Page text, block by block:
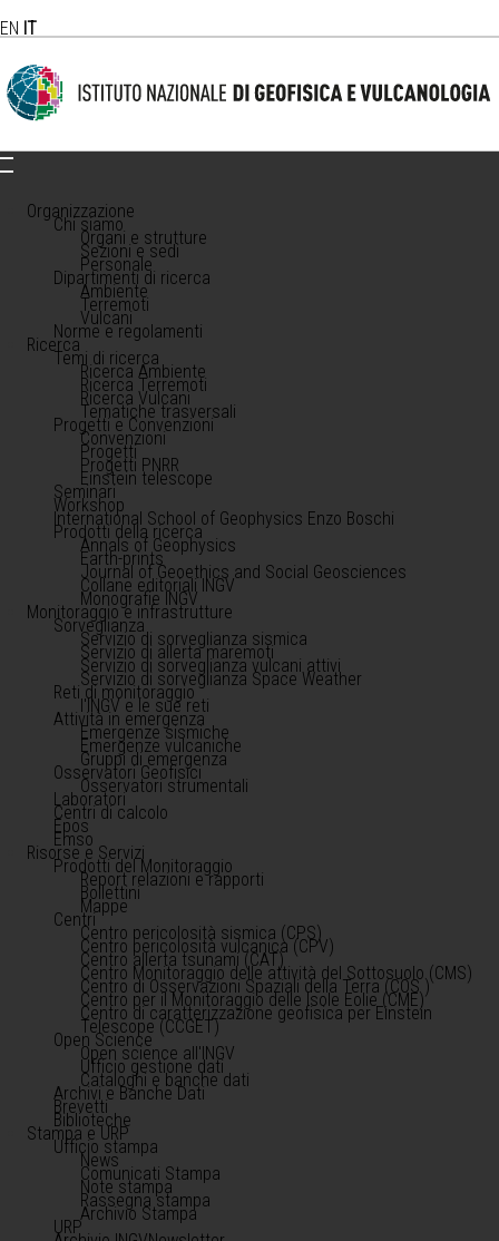
EN IT
Organizzazione
Chi siamo
Organi e strutture
Sezioni e sedi
Personale
Dipartimenti di ricerca
Ambiente
Terremoti
Vulcani
Norme e regolamenti
Ricerca
Temi di ricerca
Ricerca Ambiente
Ricerca Terremoti
Ricerca Vulcani
Tematiche trasversali
Progetti e Convenzioni
Convenzioni
Progetti
Progetti PNRR
Einstein telescope
Seminari
Workshop
International School of Geophysics Enzo Boschi
Prodotti della ricerca
Annals of Geophysics
Earth-prints
Journal of Geoethics and Social Geosciences
Collane editoriali INGV
Monografie INGV
Monitoraggio e infrastrutture
Sorveglianza
Servizio di sorveglianza sismica
Servizio di allerta maremoti
Servizio di sorveglianza vulcani attivi
Servizio di sorveglianza Space Weather
Reti di monitoraggio
l'INGV e le sue reti
Attività in emergenza
Emergenze sismiche
Emergenze vulcaniche
Gruppi di emergenza
Osservatori Geofisici
Osservatori strumentali
Laboratori
Centri di calcolo
Epos
Emso
Risorse e Servizi
Prodotti del Monitoraggio
Report relazioni e rapporti
Bollettini
Mappe
Centri
Centro pericolosità sismica (CPS)
Centro pericolosità vulcanica (CPV)
Centro allerta tsunami (CAT)
Centro Monitoraggio delle attività del Sottosuolo (CMS)
Centro di Osservazioni Spaziali della Terra (COS )
Centro per il Monitoraggio delle Isole Eolie (CME)
Centro di caratterizzazione geofisica per Einstein
Telescope (CCGET)
Open Science
Open science all'INGV
Ufficio gestione dati
Cataloghi e banche dati
Archivi e Banche Dati
Brevetti
Biblioteche
Stampa e URP
Ufficio stampa
News
Comunicati Stampa
Note stampa
Rassegna stampa
Archivio Stampa
URP